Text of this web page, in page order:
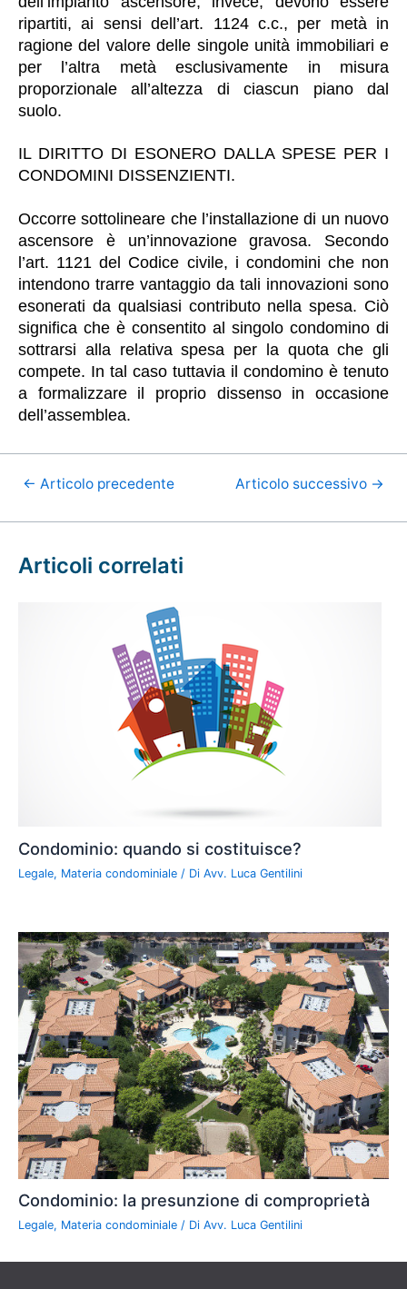
ripartiti, ai sensi dell’art. 1124 c.c., per metà in
ragione del valore delle singole unità immobiliari e
per l’altra metà esclusivamente in misura
proporzionale all’altezza di ciascun piano dal
suolo.
IL DIRITTO DI ESONERO DALLA SPESE PER I
CONDOMINI DISSENZIENTI.
Occorre sottolineare che l’installazione di un nuovo
ascensore è un’innovazione gravosa. Secondo
l’art. 1121 del Codice civile, i condomini che non
intendono trarre vantaggio da tali innovazioni sono
esonerati da qualsiasi contributo nella spesa. Ciò
significa che è consentito al singolo condomino di
sottrarsi alla relativa spesa per la quota che gli
compete. In tal caso tuttavia il condomino è tenuto
a formalizzare il proprio dissenso in occasione
dell’assemblea.
← Articolo precedente Articolo successivo →
Articoli correlati
Condominio: quando si costituisce?
Legale, Materia condominiale / Di Avv. Luca Gentilini
Condominio: la presunzione di comproprietà
Legale, Materia condominiale / Di Avv. Luca Gentilini